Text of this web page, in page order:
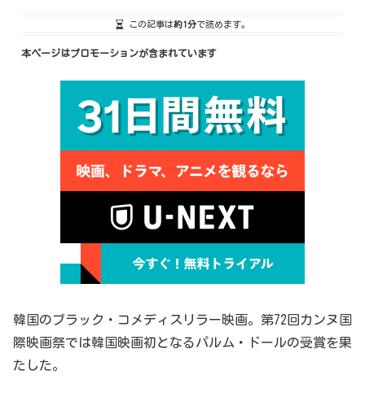
この記事は約1分で読めます。
本ページはプロモーションが含まれています
韓国のブラック・コメディスリラー映画。第72回カンヌ国
際映画祭では韓国映画初となるパルム・ドールの受賞を果
たした。